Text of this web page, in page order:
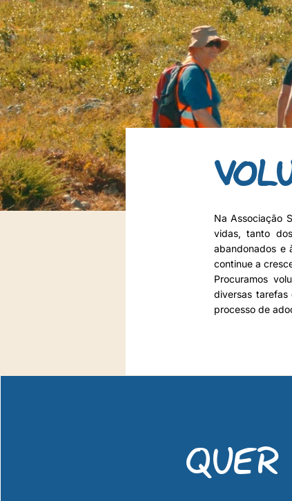
Na Associação
vidas, tanto
abandonados e
continue a
Procuramos
diversas tarefas
processo de
QUER